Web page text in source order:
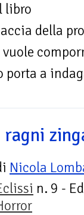
libro
della
porta a
ragni
Nicola
n. 9 -